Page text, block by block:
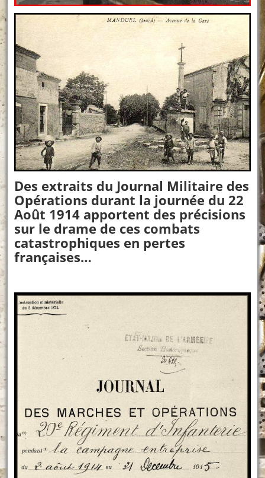
Des extraits du Journal Militaire des
Opérations durant la journée du 22
Août 1914 apportent des précisions
sur le drame de ces combats
catastrophiques en pertes
françaises…